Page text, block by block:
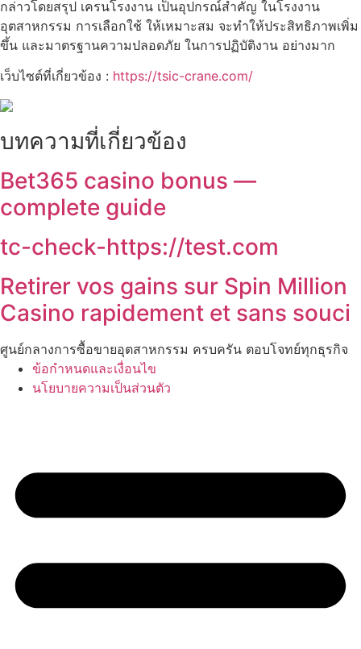
กล่าวโดยสรุป เครนโรงงาน เป็นอุปกรณ์สำคัญ ในโรงงาน
อุตสาหกรรม การเลือกใช้ ให้เหมาะสม จะทำให้ประสิทธิภาพเพิ่ม
ขึ้น และมาตรฐานความปลอดภัย ในการปฏิบัติงาน อย่างมาก
เว็บไซต์ที่เกี่ยวข้อง : https://tsic-crane.com/
บทความที่เกี่ยวข้อง
Bet365 casino bonus —
complete guide
tc-check-https://test.com
Retirer vos gains sur Spin Million
Casino rapidement et sans souci
ศูนย์กลางการซื้อขายอุตสาหกรรม ครบครัน ตอบโจทย์ทุกธุรกิจ
ข้อกำหนดและเงื่อนไข
นโยบายความเป็นส่วนตัว